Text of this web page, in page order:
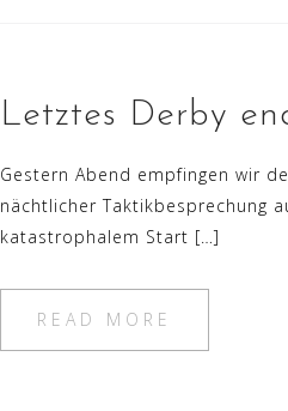
Letztes Derby
Gestern Abend empfingen wir
nächtlicher Taktikbesprechung
katastrophalem Start […]
READ MORE